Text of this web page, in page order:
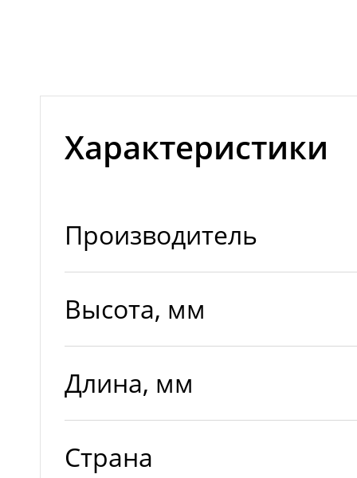
Характеристики
Производитель
Высота, мм
Длина, мм
Страна